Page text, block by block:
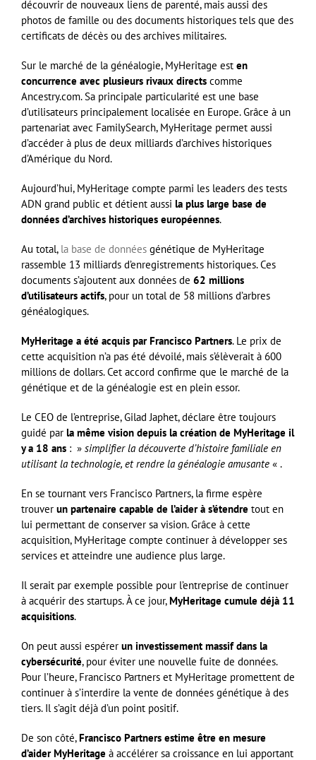
découvrir de nouveaux liens de parenté, mais aussi des
photos de famille ou des documents historiques tels que des
certificats de décès ou des archives militaires.
Sur le marché de la généalogie, MyHeritage est en
concurrence avec plusieurs rivaux directs comme
Ancestry.com. Sa principale particularité est une base
d’utilisateurs principalement localisée en Europe. Grâce à un
partenariat avec FamilySearch, MyHeritage permet aussi
d’accéder à plus de deux milliards d’archives historiques
d’Amérique du Nord.
Aujourd’hui, MyHeritage compte parmi les leaders des tests
ADN grand public et détient aussi la plus large base de
données d’archives historiques européennes.
Au total, la base de données génétique de MyHeritage
rassemble 13 milliards d’enregistrements historiques. Ces
documents s’ajoutent aux données de 62 millions
d’utilisateurs actifs, pour un total de 58 millions d’arbres
généalogiques.
MyHeritage a été acquis par Francisco Partners. Le prix de
cette acquisition n’a pas été dévoilé, mais s’élèverait à 600
millions de dollars. Cet accord confirme que le marché de la
génétique et de la généalogie est en plein essor.
Le CEO de l’entreprise, Gilad Japhet, déclare être toujours
guidé par la même vision depuis la création de MyHeritage il
y a 18 ans : » simplifier la découverte d’histoire familiale en
utilisant la technologie, et rendre la généalogie amusante « .
En se tournant vers Francisco Partners, la firme espère
trouver un partenaire capable de l’aider à s’étendre tout en
lui permettant de conserver sa vision. Grâce à cette
acquisition, MyHeritage compte continuer à développer ses
services et atteindre une audience plus large.
Il serait par exemple possible pour l’entreprise de continuer
à acquérir des startups. À ce jour,MyHeritage cumule déjà 11
acquisitions.
On peut aussi espérer un investissement massif dans la
cybersécurité, pour éviter une nouvelle fuite de données.
Pour l’heure, Francisco Partners et MyHeritage promettent de
continuer à s’interdire la vente de données génétique à des
tiers. Il s’agit déjà d’un point positif.
De son côté,Francisco Partners estime être en mesure
d’aider MyHeritage à accélérer sa croissance en lui apportant